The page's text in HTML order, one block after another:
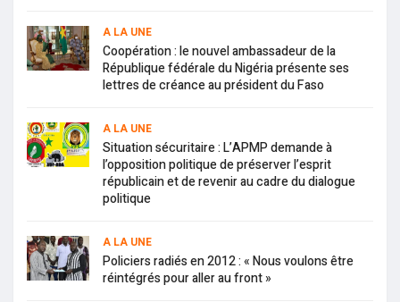
A LA UNE
Coopération : le nouvel ambassadeur de la
République fédérale du Nigéria présente ses
lettres de créance au président du Faso
A LA UNE
Situation sécuritaire : L’APMP demande à
l’opposition politique de préserver l’esprit
républicain et de revenir au cadre du dialogue
politique
A LA UNE
Policiers radiés en 2012 : « Nous voulons être
réintégrés pour aller au front »